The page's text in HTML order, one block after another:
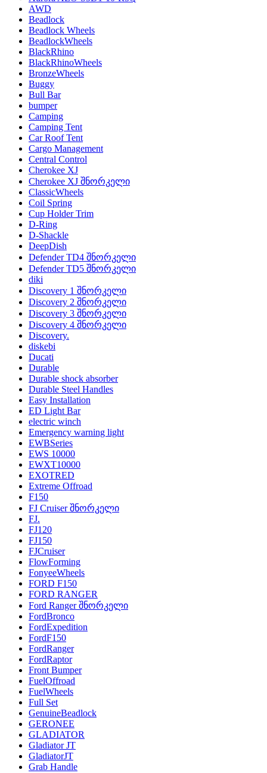
AWD
Beadlock
Beadlock Wheels
BeadlockWheels
BlackRhino
BlackRhinoWheels
BronzeWheels
Buggy
Bull Bar
bumper
Camping
Camping Tent
Car Roof Tent
Cargo Management
Central Control
Cherokee XJ
Cherokee XJ შნორკელი
ClassicWheels
Coil Spring
Cup Holder Trim
D-Ring
D-Shackle
DeepDish
Defender TD4 შნორკელი
Defender TD5 შნორკელი
diki
Discovery 1 შნორკელი
Discovery 2 შნორკელი
Discovery 3 შნორკელი
Discovery 4 შნორკელი
Discovery.
diskebi
Ducati
Durable
Durable shock absorber
Durable Steel Handles
Easy Installation
ED Light Bar
electric winch
Emergency warning light
EWBSeries
EWS 10000
EWXT10000
EXOTRED
Extreme Offroad
F150
FJ Cruiser შნორკელი
FJ.
FJ120
FJ150
FJCruiser
FlowForming
FonyeeWheels
FORD F150
FORD RANGER
Ford Ranger შნორკელი
FordBronco
FordExpedition
FordF150
FordRanger
FordRaptor
Front Bumper
FuelOffroad
FuelWheels
Full Set
GenuineBeadlock
GERONEE
GLADIATOR
Gladiator JT
GladiatorJT
Grab Handle